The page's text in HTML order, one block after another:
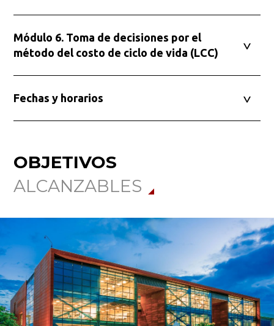
Módulo 6. Toma de decisiones por el
método del costo de ciclo de vida (LCC)
Fechas y horarios
OBJETIVOS
ALCANZABLES